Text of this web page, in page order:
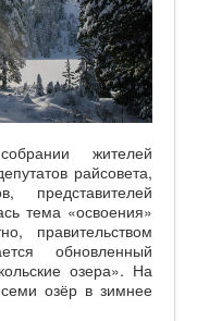
жителей
райсовета,
представителей
тема «освоения»
правительством
обновленный
озера». На
озёр в зимнее